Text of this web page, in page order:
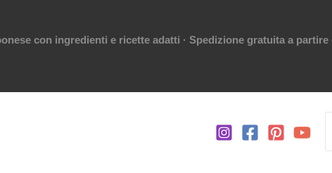
con ingredienti e ricette adatti · Spedizione gratuita a partire